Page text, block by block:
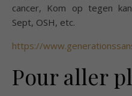
cancer, Kom op tegen
Sept, OSH, etc.
https://
Pour aller